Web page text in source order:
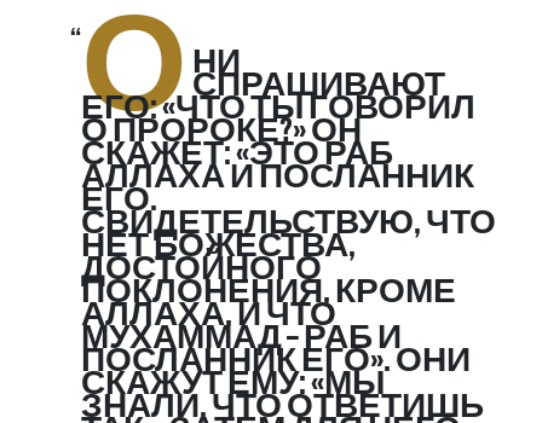
О НИ
СПРАШИВАЮТ
ЕГО: «ЧТО ТЫ ГОВОРИЛ
О ПРОРОКЕ?» ОН
СКАЖЕТ: «ЭТО РАБ
АЛЛАХА И ПОСЛАННИК
ЕГО.
СВИДЕТЕЛЬСТВУЮ, ЧТО
НЕТ БОЖЕСТВА,
ДОСТОЙНОГО
ПОКЛОНЕНИЯ, КРОМЕ
АЛЛАХА, И ЧТО
МУХАММАД – РАБ И
ПОСЛАННИК ЕГО». ОНИ
СКАЖУТ ЕМУ: «МЫ
ЗНАЛИ, ЧТО ОТВЕТИШЬ